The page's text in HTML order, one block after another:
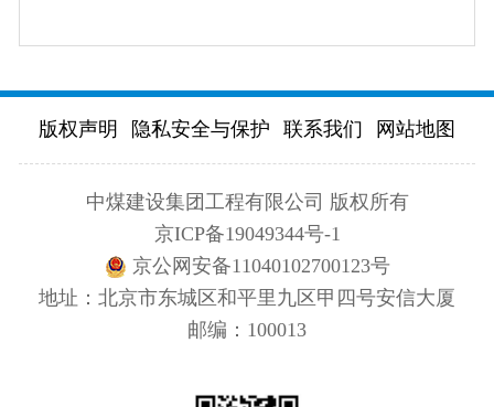
版权声明 隐私安全与保护 联系我们 网站地图
中煤建设集团工程有限公司 版权所有
京ICP备19049344号-1
京公网安备11040102700123号
地址：北京市东城区和平里九区甲四号安信大厦
邮编：100013